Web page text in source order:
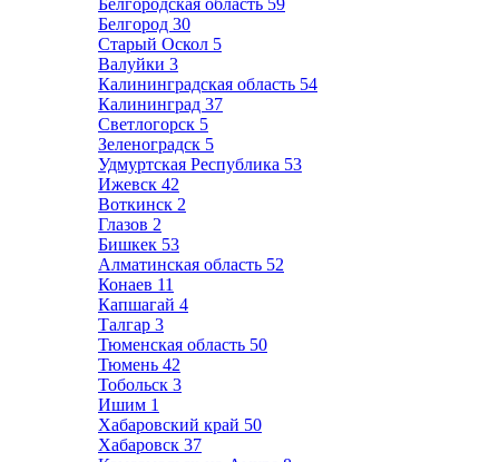
Белгородская область 59
Белгород 30
Старый Оскол 5
Валуйки 3
Калининградская область 54
Калининград 37
Светлогорск 5
Зеленоградск 5
Удмуртская Республика 53
Ижевск 42
Воткинск 2
Глазов 2
Бишкек 53
Алматинская область 52
Конаев 11
Капшагай 4
Талгар 3
Тюменская область 50
Тюмень 42
Тобольск 3
Ишим 1
Хабаровский край 50
Хабаровск 37